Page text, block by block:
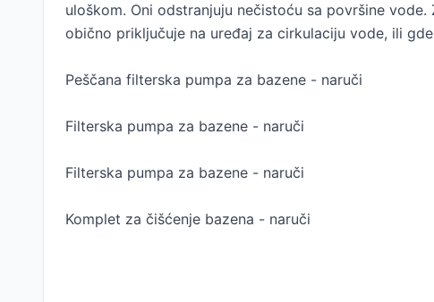
uloškom. Oni odstranjuju nečistoću sa površine
obično priključuje na uređaj za cirkulaciju vode, ili
Peščana filterska pumpa za bazene - naruči
Filterska pumpa za bazene - naruči
Filterska pumpa za bazene - naruči
Komplet za čišćenje bazena - naruči